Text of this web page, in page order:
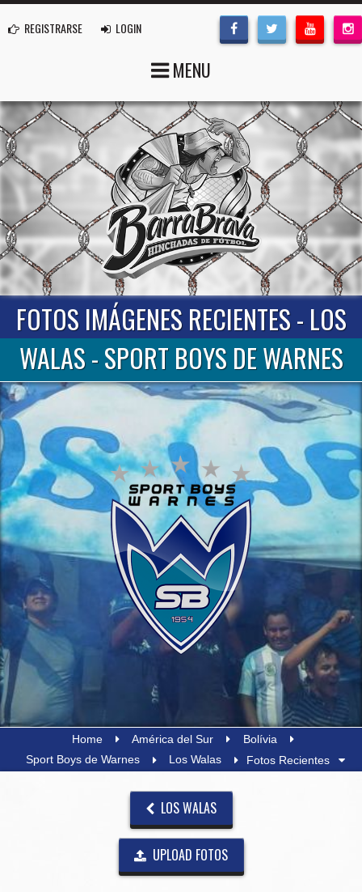
REGISTRARSE LOGIN
MENU
FOTOS IMÁGENES RECIENTES - LOS
WALAS - SPORT BOYS DE WARNES
Home América del Sur
Bolívia
Sport Boys de Warnes
Los Walas Fotos Recientes
LOS WALAS
UPLOAD FOTOS